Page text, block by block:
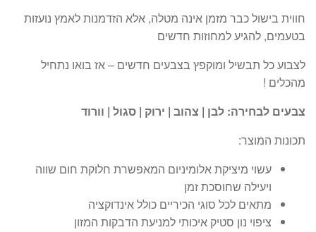
חווית בישול כבר מזמן אינה מטלה, אלא הזדמנות לאמץ נועזות
בטעמים, להגיע למחוזות חדשים
לצבוע כל תבשיל ומוקפץ בצבעים חדשים – אז בואו נתחיל
מהכלים !
צבעים לבחירה: לבן | צהוב | ירוק | סגול | וורוד
תכונות המוצר:
עשוי מיציקת אלומיניום המאפשרת חלוקת חום שווה
ויעילה שחוסכת זמן
מתאים לכל סוגי הכיריים כולל אינדוקציה
ציפוי נון סטיק איכותי למניעת הדבקות המזון